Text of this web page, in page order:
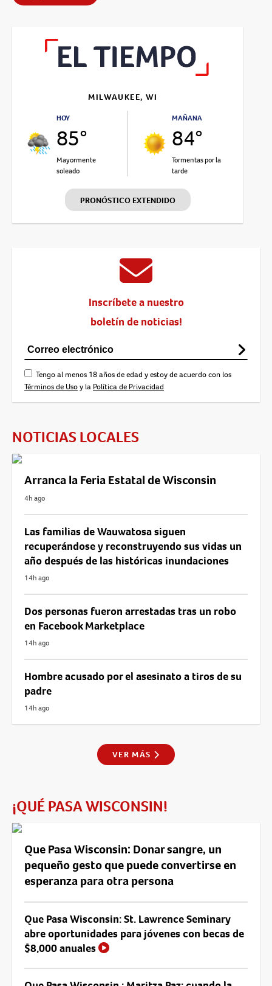
MILWAUKEE, WI
HOY
85°
Mayormente
soleado
MAÑANA
84°
Tormentas por la
tarde
PRONÓSTICO EXTENDIDO
Inscríbete a nuestro
boletín de noticias!
Tengo al menos 18 años de edad y estoy de acuerdo con los
Términos de Usoy la Política de Privacidad
NOTICIAS LOCALES
Arranca la Feria Estatal de Wisconsin
4h ago
Las familias de Wauwatosa siguen
recuperándose y reconstruyendo sus vidas un
año después de las históricas inundaciones
14h ago
Dos personas fueron arrestadas tras un robo
en Facebook Marketplace
14h ago
Hombre acusado por el asesinato a tiros de su
padre
14h ago
VER MÁS
¡QUÉ PASA WISCONSIN!
Que Pasa Wisconsin: Donar sangre, un
pequeño gesto que puede convertirse en
esperanza para otra persona
Que Pasa Wisconsin: St. Lawrence Seminary
abre oportunidades para jóvenes con becas de
$8,000 anuales